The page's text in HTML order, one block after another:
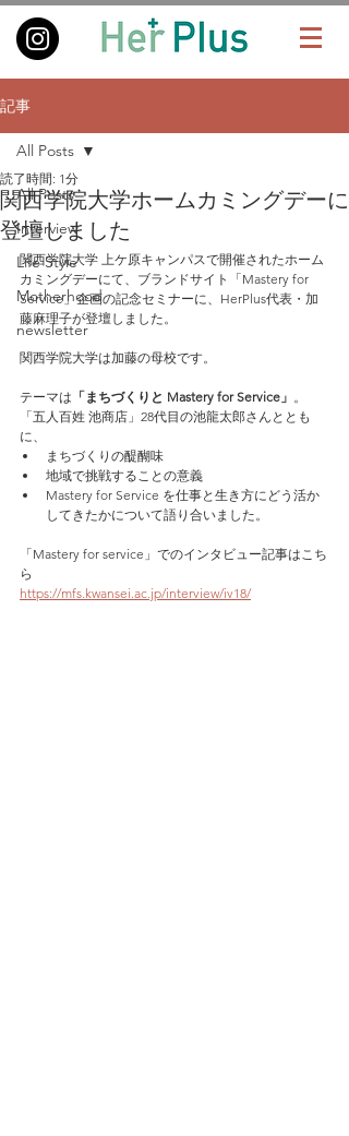
記事
All Posts
Interview
Life Style
Motherhood
newsletter
All Posts
関西学院大学ホームカミングデーに
登壇しました
読了時間: 1分
関西学院大学 上ケ原キャンパスで開催されたホーム
カミングデーにて、ブランドサイト「Mastery for
Service」企画の記念セミナーに、HerPlus代表・加
藤麻理子が登壇しました。
関西学院大学は加藤の母校です。
テーマは 「まちづくりと Mastery for Service」 。
「五人百姓 池商店」28代目の池龍太郎さんととも
に、
まちづくりの醍醐味
地域で挑戦することの意義
Mastery for Service を仕事と生き方にどう活か
してきたかについて語り合いました。
「Mastery for service」でのインタビュー記事はこち
ら
https://mfs.kwansei.ac.jp/interview/iv18/